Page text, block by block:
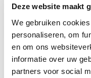
Deze website maakt
We gebruiken
personaliseren, om
en om ons
informatie over uw
partners voor social
FUSSRING ?